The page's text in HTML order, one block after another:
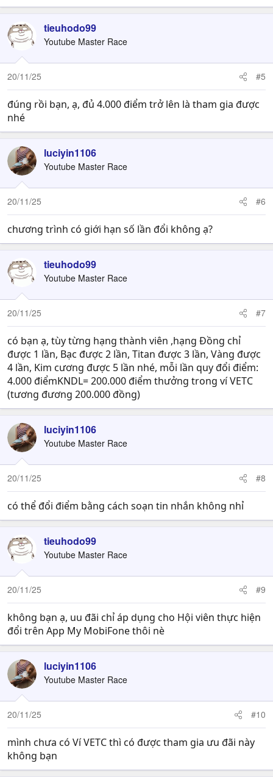
tieuhodo99
Youtube Master Race
20/11/25 #5
đúng rồi bạn, ạ, đủ 4.000 điểm trở lên là tham gia được
nhé
luciyin1106
Youtube Master Race
20/11/25 #6
chương trình có giới hạn số lần đổi không ạ?
tieuhodo99
Youtube Master Race
20/11/25 #7
có bạn ạ, tùy từng hạng thành viên ,hạng Đồng chỉ
được 1 lần, Bạc được 2 lần, Titan được 3 lần, Vàng được
4 lần, Kim cương được 5 lần nhé, mỗi lần quy đổi điểm:
4.000 điểmKNDL= 200.000 điểm thưởng trong ví VETC
(tương đương 200.000 đồng)
luciyin1106
Youtube Master Race
20/11/25 #8
có thể đổi điểm bằng cách soạn tin nhắn không nhỉ
tieuhodo99
Youtube Master Race
20/11/25 #9
không bạn ạ, uu đãi chỉ áp dụng cho Hội viên thực hiện
đổi trên App My MobiFone thôi nè
luciyin1106
Youtube Master Race
20/11/25 #10
mình chưa có Ví VETC thì có được tham gia ưu đãi này
không bạn